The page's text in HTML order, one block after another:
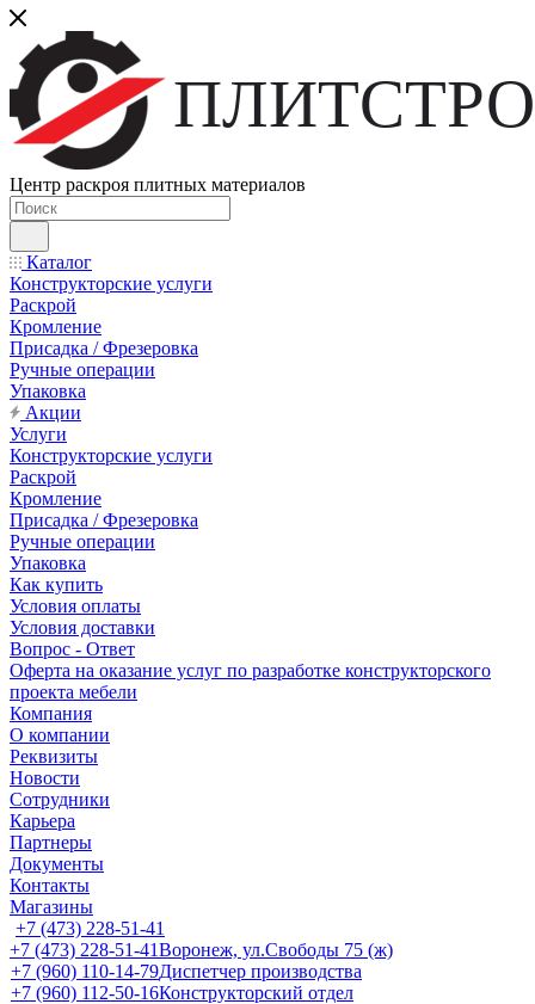
Центр раскроя плитных материалов
Каталог
Конструкторские услуги
Раскрой
Кромление
Присадка / Фрезеровка
Ручные операции
Упаковка
Акции
Услуги
Конструкторские услуги
Раскрой
Кромление
Присадка / Фрезеровка
Ручные операции
Упаковка
Как купить
Условия оплаты
Условия доставки
Вопрос - Ответ
Оферта на оказание услуг по разработке конструкторского
проекта мебели
Компания
О компании
Реквизиты
Новости
Сотрудники
Карьера
Партнеры
Документы
Контакты
Магазины
+7 (473) 228-51-41
+7 (473) 228-51-41Воронеж, ул.Свободы 75 (ж)
+7 (960) 110-14-79Диспетчер производства
+7 (960) 112-50-16Конструкторский отдел